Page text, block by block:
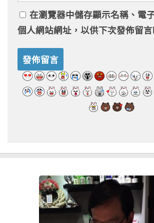
在瀏覽器中儲存顯示名稱、電
個人網站網址，以供下次發佈留言